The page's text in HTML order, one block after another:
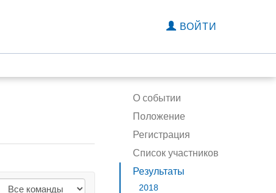
ВОЙТИ
О событии
Положение
Регистрация
Список участников
Результаты
2018